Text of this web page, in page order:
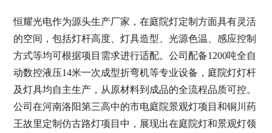
恒耀光电作为源头生产厂家，在庭院灯定制方面具有灵活
的空间，包括灯杆高度、灯具造型、光源色温、感应控制
方式等均可根据项目需求进行适配。公司配备1200吨全自
动数控液压14米一次成型折弯机等专业设备，庭院灯灯杆
及灯具均自主生产，从原材料到成品的全流程品质可控。
公司在河南洛阳第三高中的市电庭院景观灯项目和铜川药
王故里定制仿古路灯项目中，展现出在庭院灯和景观灯领